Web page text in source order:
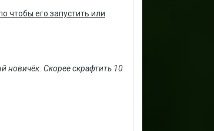
чтобы его запустить или
новичёк. Скорее скрафтить 10